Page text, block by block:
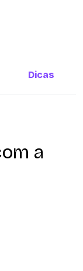
Dicas
a